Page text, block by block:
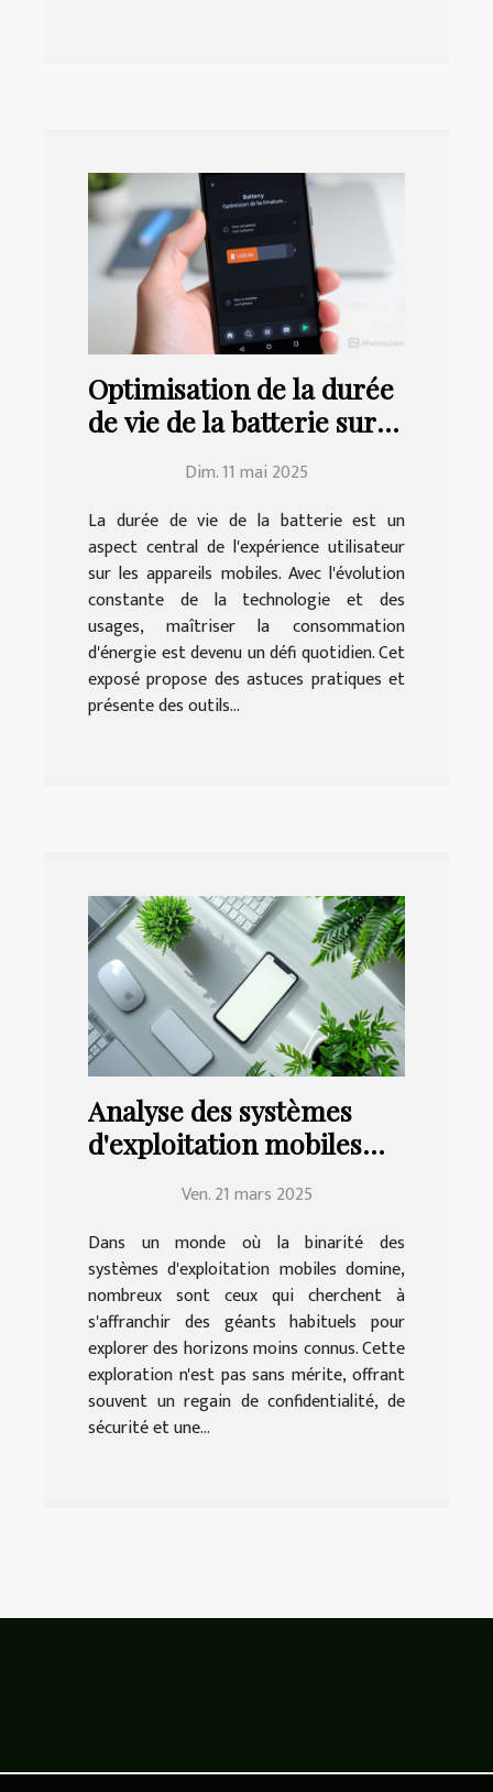
Optimisation de la durée
de vie de la batterie sur
pratiques et applications
utiles
Dim. 11 mai 2025
La durée de vie de la batterie est un
aspect central de l'expérience utilisateur
sur les appareils mobiles. Avec l'évolution
constante de la technologie et des
usages, maîtriser la consommation
d'énergie est devenu un défi quotidien. Cet
exposé propose des astuces pratiques et
présente des outils...
Analyse des systèmes
d'exploitation mobiles
fuient iOS et Android
Ven. 21 mars 2025
Dans un monde où la binarité des
systèmes d'exploitation mobiles domine,
nombreux sont ceux qui cherchent à
s'affranchir des géants habituels pour
explorer des horizons moins connus. Cette
exploration n'est pas sans mérite, offrant
souvent un regain de confidentialité, de
sécurité et une...